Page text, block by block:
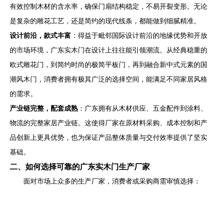
有效控制木材的含水率，确保门扇结构稳定，不易开裂变形。无论
是复杂的雕花工艺，还是简约的现代线条，都能做到细腻精准。
设计前沿，款式丰富 ：得益于毗邻国际设计前沿的地缘优势和开放
的市场环境，广东实木门在设计上往往能引领潮流。从经典稳重的
欧式雕花门，到简约时尚的极简平板门，再到融合新中式元素的国
潮风木门，消费者拥有极其广泛的选择空间，能满足不同家居风格
的需求。
产业链完整，配套成熟 ：广东拥有从木材供应、五金配件到涂料、
物流的完整家居产业链。这使得厂家在原材料采购、成本控制和产
品创新上更具优势，也为保证产品整体质量与交付效率提供了坚实
基础。
二、如何选择可靠的广东实木门生产厂家
面对市场上众多的生产厂家，消费者或采购商需审慎选择：